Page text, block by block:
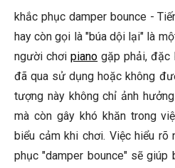
Làm thế nào để ngăn ngừa
khi đã sửa chữa?
🎹 Khám Phá Piano Đẳng Cấp
Kết Luận
khắc phục damper bounce -
hay còn gọi là "búa dội lại" là
người chơipiano gặp phải, đặc
đã qua sử dụng hoặc không
tượng này không chỉ ảnh
mà còn gây khó khăn trong
biểu cảm khi chơi. Việc hiểu rõ
phục "damper bounce" sẽ giúp